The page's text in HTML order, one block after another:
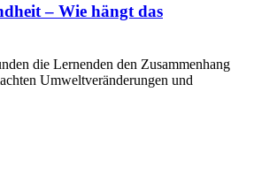
– Wie hängt das
die Lernenden den Zusammenhang
Umweltveränderungen und